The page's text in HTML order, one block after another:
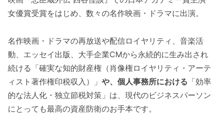
女優賞受賞をはじめ、数々の名作映画・ドラマに出演。
名作映画・ドラマの再放送や配信ロイヤリティ、音楽活
動、エッセイ出版、大手企業CMから永続的に生み出され
続ける「確実な知的財産権（肖像権ロイヤリティ・アーテ
ィスト著作権印税収入）」 や、個人事務所における 「効率
的な法人化・独立節税対策」は、現代のビジネスパーソン
にとっても最高の資産防衛のお手本です。